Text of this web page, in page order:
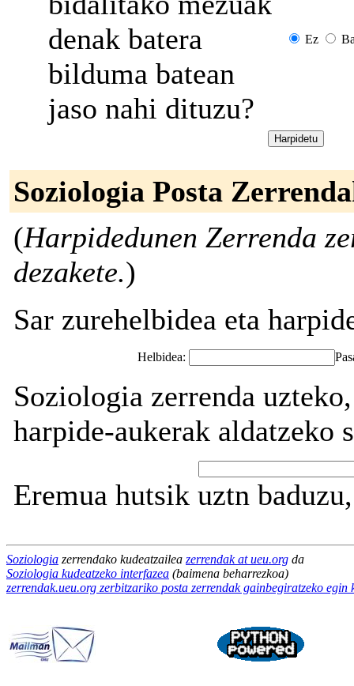
denak batera
bilduma batean
jaso nahi dituzu?
Ez
Soziologia Posta
(Harpidedunen Zerrenda
dezakete.)
Sar zurehelbidea eta
Helbidea:
Soziologia zerrenda
harpide-aukerak aldatzeko
Eremua hutsik uztn
Soziologia zerrendako kudeatzailea zerrendak at ueu.org da
Soziologia kudeatzeko interfazea (baimena beharrezkoa)
zerrendak.ueu.org zerbitzariko posta zerrendak gainbegiratzeko egin